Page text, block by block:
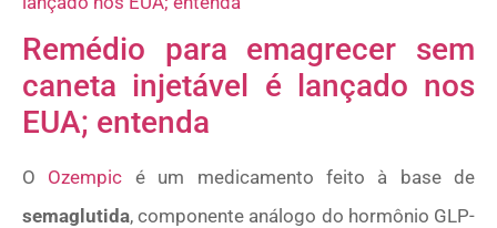
Remédio para emagrecer sem
caneta injetável é lançado nos
EUA; entenda
O Ozempic é um medicamento feito à base de
semaglutida, componente análogo do hormônio GLP-